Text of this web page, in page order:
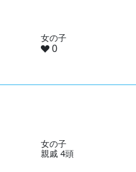
女の子
0
女の子
親戚 4頭